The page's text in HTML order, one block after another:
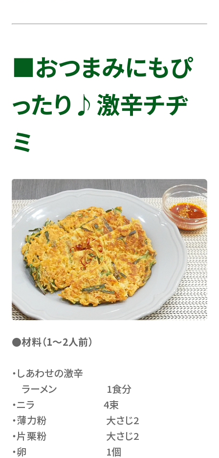
■おつまみにもぴ
ったり♪激辛チヂ
ミ
●材料（1～2人前）
・しあわせの激辛
ラーメン 1食分
・ニラ 4束
・薄力粉 大さじ2
・片栗粉 大さじ2
・卵 1個